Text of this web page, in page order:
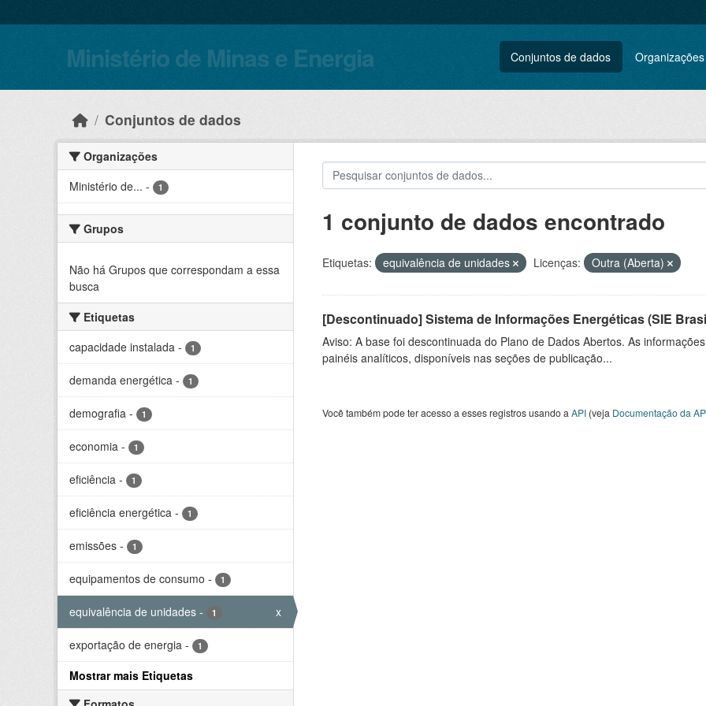
Ministério de Minas e Energia Conjuntos de dados Organizações
Conjuntos de dados
Organizações
Ministério de... - 1
Grupos
Não há Grupos que correspondam a essa
busca
Etiquetas
capacidade instalada - 1
demanda energética - 1
demografia - 1
economia - 1
eficiência - 1
eficiência energética - 1
emissões - 1
equipamentos de consumo - 1
equivalência de unidades - 1 x
exportação de energia - 1
Mostrar mais Etiquetas
1 conjunto de dados encontrado
Etiquetas: equivalência de unidades Licenças: Outra (Aberta)
[Descontinuado] Sistema de Informações Energéticas (SIE
Aviso: A base foi descontinuada do Plano de Dados Abertos. As
painéis analíticos, disponíveis nas seções de publicação...
Você também pode ter acesso a esses registros usando a API(veja Documentação da